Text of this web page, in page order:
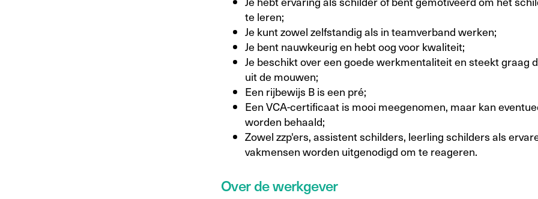
te leren;
Je kunt zowel zelfstandig als in teamverband werken;
Je bent nauwkeurig en hebt oog voor kwaliteit;
Je beschikt over een goede werkmentaliteit en steekt graag
uit de mouwen;
Een rijbewijs B is een pré;
Een VCA-certificaat is mooi meegenomen, maar kan
worden behaald;
Zowel zzp'ers, assistent schilders, leerling schilders als
vakmensen worden uitgenodigd om te reageren.
Over de werkgever